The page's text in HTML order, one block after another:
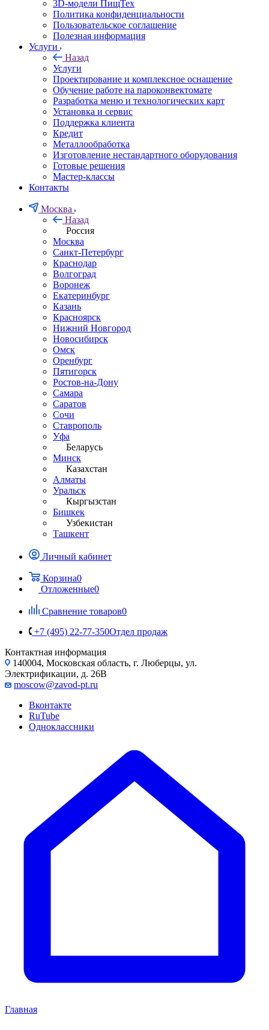
3D-модели ПищТех
Политика конфиденциальности
Пользовательское соглашение
Полезная информация
Услуги
Назад
Услуги
Проектирование и комплексное оснащение
Обучение работе на пароконвектомате
Разработка меню и технологических карт
Установка и сервис
Поддержка клиента
Кредит
Металлообработка
Изготовление нестандартного оборудования
Готовые решения
Мастер-классы
Контакты
Москва
Назад
Россия
Москва
Санкт-Петербург
Краснодар
Волгоград
Воронеж
Екатеринбург
Казань
Красноярск
Нижний Новгород
Новосибирск
Омск
Оренбург
Пятигорск
Ростов-на-Дону
Самара
Саратов
Сочи
Ставрополь
Уфа
Беларусь
Минск
Казахстан
Алматы
Уральск
Кыргызстан
Бишкек
Узбекистан
Ташкент
Личный кабинет
Корзина0
Отложенные0
Сравнение товаров0
+7 (495) 22-77-350Отдел продаж
Контактная информация
140004, Московская область, г. Люберцы, ул.
Электрификации, д. 26В
moscow@zavod-pt.ru
Вконтакте
RuTube
Одноклассники
Главная